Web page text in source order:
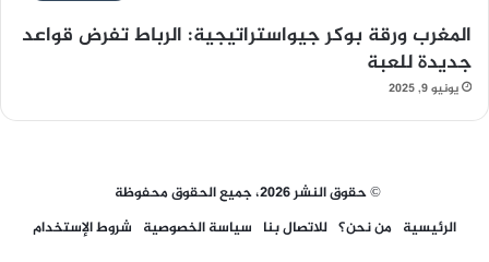
المغرب ورقة بوكر جيواستراتيجية: الرباط تفرض قواعد
جديدة للعبة
يونيو 9, 2025
© حقوق النشر 2026، جميع الحقوق محفوظة
الرئيسية من نحن؟ للاتصال بنا سياسة الخصوصية شروط الإستخدام